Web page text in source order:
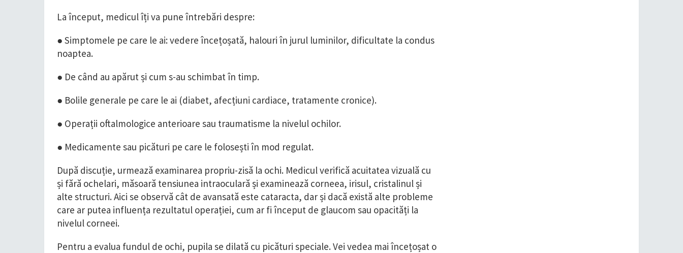
La început, medicul îți va pune întrebări despre:
● Simptomele pe care le ai: vedere încețoșată, halouri în jurul luminilor, dificultate la condus
noaptea.
● De când au apărut și cum s-au schimbat în timp.
● Bolile generale pe care le ai (diabet, afecțiuni cardiace, tratamente cronice).
● Operații oftalmologice anterioare sau traumatisme la nivelul ochilor.
● Medicamente sau picături pe care le folosești în mod regulat.
După discuție, urmează examinarea propriu-zisă la ochi. Medicul verifică acuitatea vizuală cu
și fără ochelari, măsoară tensiunea intraoculară și examinează corneea, irisul, cristalinul și
alte structuri. Aici se observă cât de avansată este cataracta, dar și dacă există alte probleme
care ar putea influența rezultatul operației, cum ar fi început de glaucom sau opacități la
nivelul corneei.
Pentru a evalua fundul de ochi, pupila se dilată cu picături speciale. Vei vedea mai încețoșat o